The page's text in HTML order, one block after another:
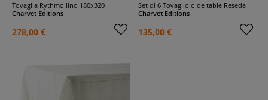
Tovaglia Rythmo lino 180x320
Charvet Editions
278,00 €
Set di 6 Tovagliolo de table Reseda
Charvet Editions
135,00 €